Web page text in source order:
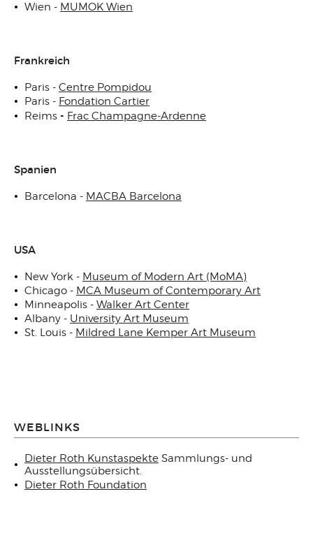
Wien - MUMOK Wien
Frankreich
Paris - Centre Pompidou
Paris - Fondation Cartier
Reims - Frac Champagne-Ardenne
Spanien
Barcelona - MACBA Barcelona
USA
New York - Museum of Modern Art (MoMA)
Chicago - MCA Museum of Contemporary Art
Minneapolis - Walker Art Center
Albany - University Art Museum
St. Louis - Mildred Lane Kemper Art Museum
WEBLINKS
Dieter Roth Kunstaspekte Sammlungs- und
Ausstellungsübersicht.
Dieter Roth Foundation